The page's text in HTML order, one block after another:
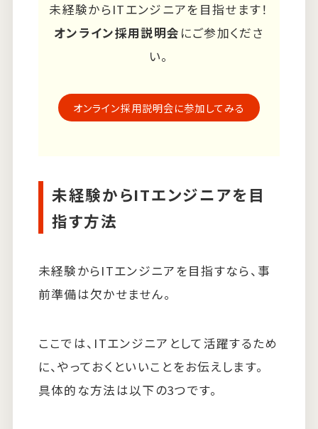
未経験からITエンジニアを目指せます！
オンライン採用説明会 にご参加くださ
い。
オンライン採用説明会に参加してみる
未経験からITエンジニアを目
指す方法
未経験からITエンジニアを目指すなら、事
前準備は欠かせません。
ここでは、ITエンジニアとして活躍するため
に、やっておくといいことをお伝えします。
具体的な方法は以下の3つです。